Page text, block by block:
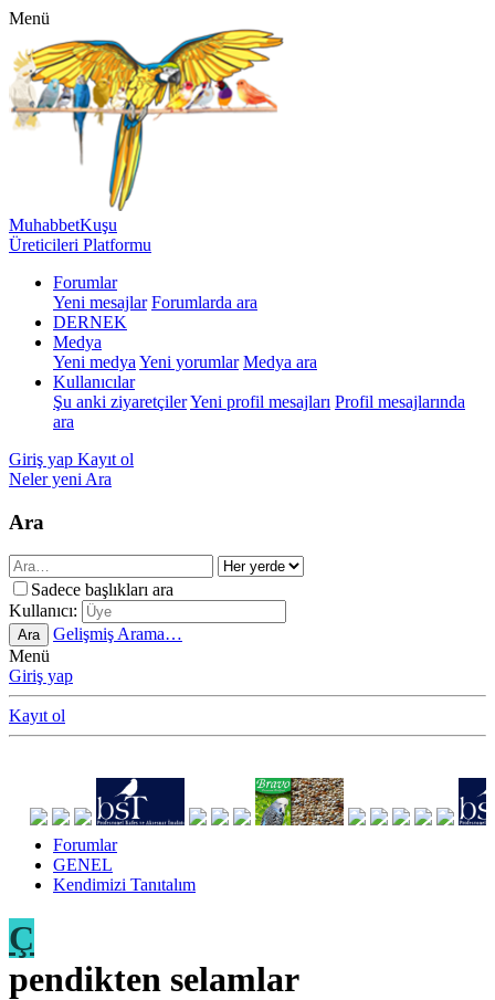
Menü
MuhabbetKuşu
Üreticileri Platformu
Forumlar
Yeni mesajlar Forumlarda ara
DERNEK
Medya
Yeni medya Yeni yorumlar Medya ara
Kullanıcılar
Şu anki ziyaretçilerYeni profil mesajları Profil mesajlarında
ara
Giriş yap Kayıt ol
Neler yeni Ara
Ara
Sadece başlıkları ara
Kullanıcı:
Ara
Gelişmiş Arama…
Menü
Giriş yap
Kayıt ol
Forumlar
GENEL
Kendimizi Tanıtalım
Ç
pendikten selamlar